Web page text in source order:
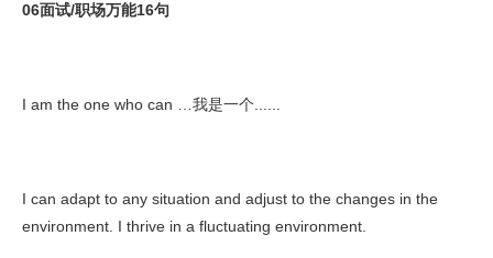
06面试/职场万能16句
I am the one who can …我是一个......
I can adapt to any situation and adjust to the changes in the
environment. I thrive in a fluctuating environment.